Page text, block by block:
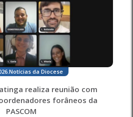
. Notícias da Diocese
realiza reunião com
forâneos da
PASCOM